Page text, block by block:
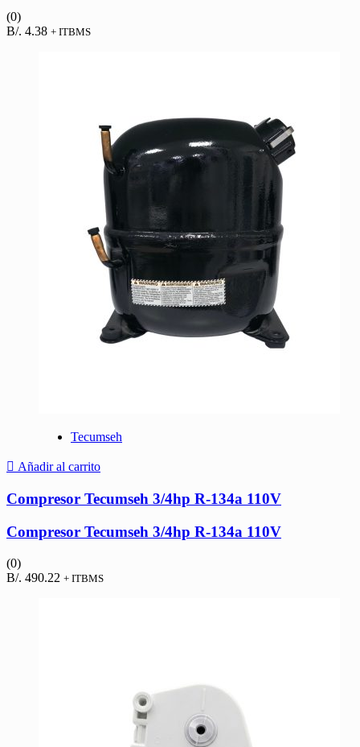
(0)
B/. 4.38 + ITBMS
Tecumseh
Añadir al carrito
Compresor Tecumseh 3/4hp R-134a 110V
Compresor Tecumseh 3/4hp R-134a 110V
(0)
B/. 490.22 + ITBMS